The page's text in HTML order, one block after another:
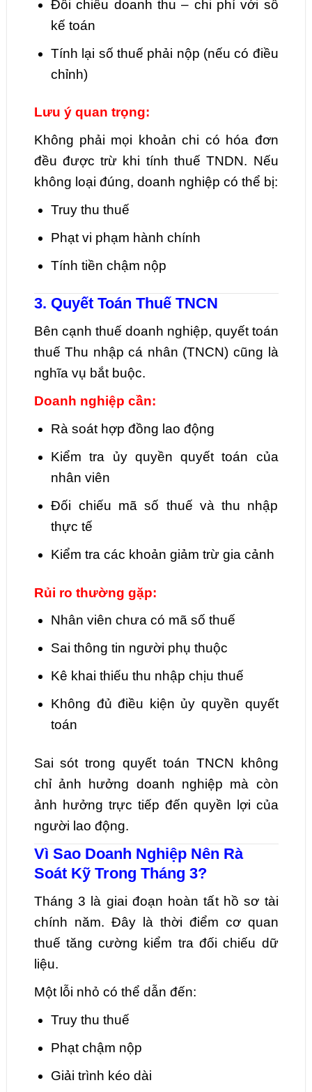
Đối chiếu doanh thu – chi phí với sổ
kế toán
Tính lại số thuế phải nộp (nếu có điều
chỉnh)
Lưu ý quan trọng:
Không phải mọi khoản chi có hóa đơn
đều được trừ khi tính thuế TNDN. Nếu
không loại đúng, doanh nghiệp có thể bị:
Truy thu thuế
Phạt vi phạm hành chính
Tính tiền chậm nộp
3. Quyết Toán Thuế TNCN
Bên cạnh thuế doanh nghiệp, quyết toán
thuế Thu nhập cá nhân (TNCN) cũng là
nghĩa vụ bắt buộc.
Doanh nghiệp cần:
Rà soát hợp đồng lao động
Kiểm tra ủy quyền quyết toán của
nhân viên
Đối chiếu mã số thuế và thu nhập
thực tế
Kiểm tra các khoản giảm trừ gia cảnh
Rủi ro thường gặp:
Nhân viên chưa có mã số thuế
Sai thông tin người phụ thuộc
Kê khai thiếu thu nhập chịu thuế
Không đủ điều kiện ủy quyền quyết
toán
Sai sót trong quyết toán TNCN không
chỉ ảnh hưởng doanh nghiệp mà còn
ảnh hưởng trực tiếp đến quyền lợi của
người lao động.
Vì Sao Doanh Nghiệp Nên Rà
Soát Kỹ Trong Tháng 3?
Tháng 3 là giai đoạn hoàn tất hồ sơ tài
chính năm. Đây là thời điểm cơ quan
thuế tăng cường kiểm tra đối chiếu dữ
liệu.
Một lỗi nhỏ có thể dẫn đến:
Truy thu thuế
Phạt chậm nộp
Giải trình kéo dài